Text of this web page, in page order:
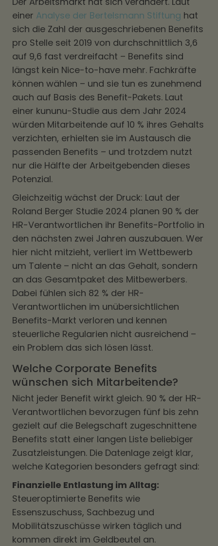
einer Analyse der Bertelsmann Stiftung hat
sich die Zahl der ausgeschriebenen Benefits
pro Stelle seit 2019 von durchschnittlich 3,6
auf 9,6 fast verdreifacht – Benefits sind
längst kein Nice-to-have mehr. Fachkräfte
können wählen – und sie tun es zunehmend
auch auf Basis des Benefit-Pakets. Laut
einer kununu-Studie aus dem Jahr 2024
würden Mitarbeitende auf 10 % ihres Gehalts
verzichten, erhielten sie im Austausch die
passenden Benefits – und trotzdem nutzt
nur die Hälfte der Arbeitgebenden dieses
Potenzial.
Gleichzeitig wächst der Druck: Laut der
Roland Berger Studie 2024 planen 90 % der
HR-Verantwortlichen ihr Benefits-Portfolio in
den nächsten zwei Jahren auszubauen. Wer
hier nicht mitzieht, verliert im Wettbewerb
um Talente – nicht an das Gehalt, sondern
an das Gesamtpaket des Mitbewerbers.
Dabei fühlen sich 82 % der HR-
Verantwortlichen im unübersichtlichen
Benefits-Markt verloren und kennen
steuerliche Regularien nicht ausreichend –
ein Problem das sich lösen lässt.
Welche Corporate Benefits
wünschen sich Mitarbeitende?
Nicht jeder Benefit wirkt gleich. 90 % der HR-
Verantwortlichen bevorzugen fünf bis zehn
gezielt auf die Belegschaft zugeschnittene
Benefits statt einer langen Liste beliebiger
Zusatzleistungen. Die Datenlage zeigt klar,
welche Kategorien besonders gefragt sind:
Finanzielle Entlastung im Alltag:
Steueroptimierte Benefits wie
Essenszuschuss, Sachbezug und
Mobilitätszuschüsse wirken täglich und
kommen direkt im Geldbeutel an.